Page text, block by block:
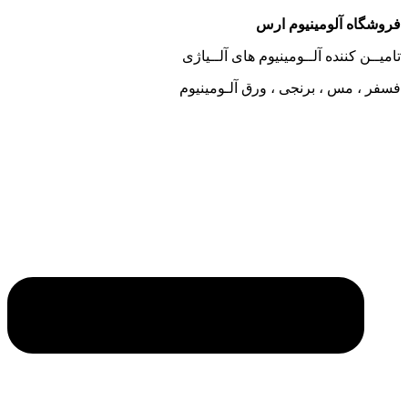
آلومینیوم ارس
کننده آلــومینیوم های آلــیاژی
، مس ، برنجی ، ورق آلـومینیوم